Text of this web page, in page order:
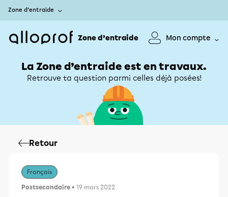
Zone d’entraide
Zone d’entraide Mon compte
La Zone d’entraide est en travaux.
Retrouve ta question parmi celles déjà posées!
Retour
Français
Postsecondaire • 19 mars 2022